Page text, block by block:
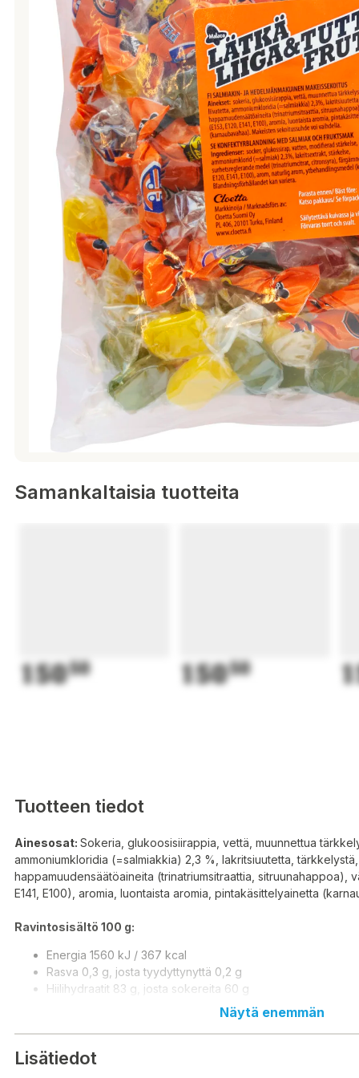
Samankaltaisia tuotteita
15050 15050
Tuotteen tiedot
Ainesosat: Sokeria, glukoosisiirappia, vettä, muunnettua
ammoniumkloridia (=salmiakkia) 2,3 %, lakritsiuutetta, tärkkelystä,
happamuudensäätöaineita (trinatriumsitraattia, sitruunahappoa),
E141, E100), aromia, luontaista aromia, pintakäsittelyainetta
Ravintosisältö 100 g:
Energia 1560 kJ / 367 kcal
Rasva 0,3 g, josta tyydyttynyttä 0,2 g
Hiilihydraatit 83 g, josta sokereita 60 g
Valmistusmaa:
Näytä enemmän
Lisätiedot